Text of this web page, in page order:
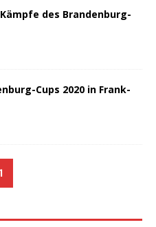
des Bran­den­burg-
Cups 2020 in Frank­